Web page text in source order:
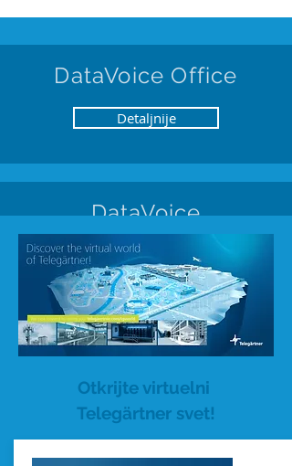
DataVoice Office
Detaljnije
DataVoice
Industry
Detaljnije
KONFIGURATORI
Detaljnije
Otkrijte virtuelni
Telegärtner svet!
Prošetajte 3d virtuelnim Telegärtner